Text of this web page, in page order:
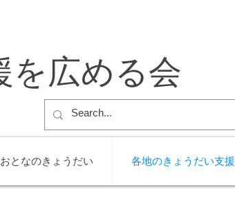
を広める会
おとなのきょうだい 各地のきょうだい支援